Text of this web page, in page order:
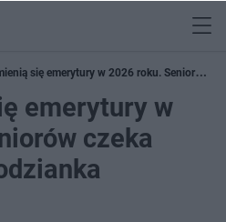
się emerytury w 2026 roku. Seniorów
emerytury w
czeka